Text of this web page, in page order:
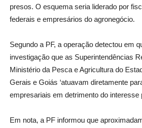
presos. O esquema seria liderado por
federais e empresários do agronegócio.
Segundo a PF, a operação detectou em
investigação que as Superintendências
Ministério da Pesca e Agricultura do
Gerais e Goiás ‘atuavam diretamente
empresariais em detrimento do interesse
Em nota, a PF informou que